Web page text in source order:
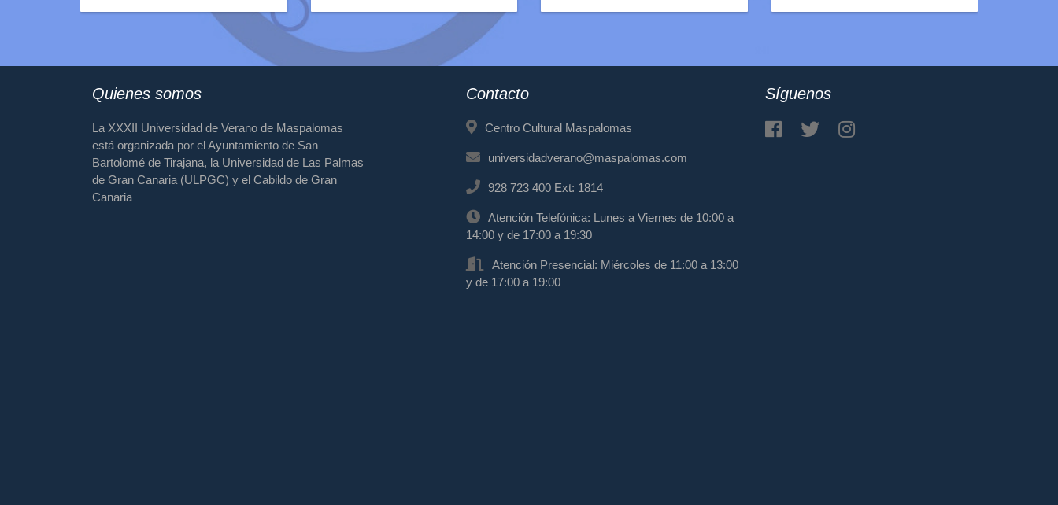
Quienes somos
La XXXII Universidad de Verano de Maspalomas
está organizada por el Ayuntamiento de San
Bartolomé de Tirajana, la Universidad de Las Palmas
de Gran Canaria (ULPGC) y el Cabildo de Gran
Canaria
Contacto
Centro Cultural Maspalomas
universidadverano@maspalomas.com
928 723 400 Ext: 1814
Atención Telefónica: Lunes a Viernes de 10:00 a
14:00 y de 17:00 a 19:30
Atención Presencial: Miércoles de 11:00 a 13:00
y de 17:00 a 19:00
Síguenos